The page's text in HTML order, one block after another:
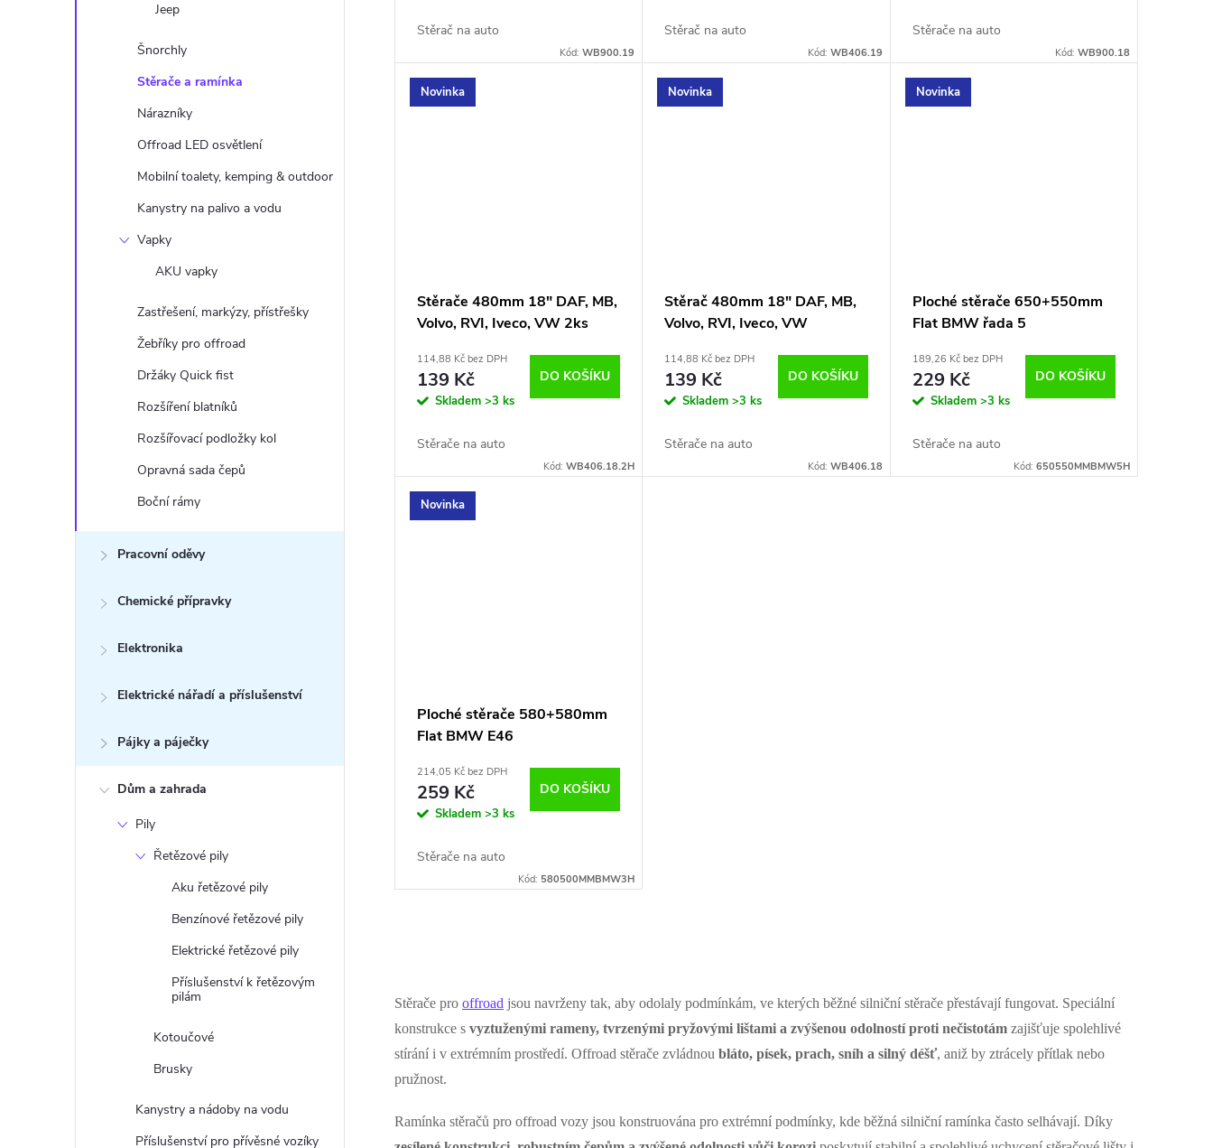
Jeep
Šnorchly
Stěrače a ramínka
Nárazníky
Offroad LED osvětlení
Mobilní toalety, kemping & outdoor
Kanystry na palivo a vodu
Vapky
AKU vapky
Zastřešení, markýzy, přístřešky
Žebříky pro offroad
Držáky Quick fist
Rozšíření blatníků
Rozšířovací podložky kol
Opravná sada čepů
Boční rámy
Pracovní oděvy
Chemické přípravky
Elektronika
Elektrické nářadí a příslušenství
Pájky a páječky
Dům a zahrada
Pily
Řetězové pily
Aku řetězové pily
Benzínové řetězové pily
Elektrické řetězové pily
Příslušenství k řetězovým
pilám
Kotoučové
Brusky
Kanystry a nádoby na vodu
Příslušenství pro přívěsné vozíky
Stěrač na auto
Kód:WB900.19
Stěrač na auto
Kód: WB406.19
Stěrače na auto
Kód: WB900.18
Novinka
Stěrače 480mm 18" DAF, MB,
Volvo, RVI, Iveco, VW 2ks
114,88 Kč bez DPH
139 Kč
Skladem >3 ks
DO KOŠÍKU
Stěrače na auto
Kód:WB406.18.2H
Novinka
Stěrač 480mm 18" DAF, MB,
Volvo, RVI, Iveco, VW
114,88 Kč bez DPH
139 Kč
Skladem>3 ks
DO KOŠÍKU
Stěrače na auto
Kód: WB406.18
Novinka
Ploché stěrače 650+550mm
Flat BMW řada 5
189,26 Kč bez DPH
229 Kč
Skladem >3 ks
DO KOŠÍKU
Stěrače na auto
Kód: 650550MMBMW5H
Novinka
Ploché stěrače 580+580mm
Flat BMW E46
214,05 Kč bez DPH
259 Kč
Skladem >3 ks
DO KOŠÍKU
Stěrače na auto
Kód: 580500MMBMW3H
v
l
á
a
Stěrače pro offroad jsou navrženy tak, aby odolaly podmínkám, ve kterých běžné silniční stěrače přestávají fungovat. Speciální
konstrukce s vyztuženými rameny, tvrzenými pryžovými lištami a zvýšenou odolností proti nečistotám zajišťuje spolehlivé
stírání i v extrémním prostředí. Offroad stěrače zvládnou bláto, písek, prach, sníh a silný déšť, aniž by ztrácely přítlak nebo
pružnost.
Ramínka stěračů pro offroad vozy jsou konstruována pro extrémní podmínky, kde běžná silniční ramínka často selhávají. Díky